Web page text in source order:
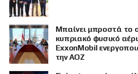
Μπαίνει μπροστά το
κυπριακό φυσικό
ExxonMobil
την ΑΟΖ